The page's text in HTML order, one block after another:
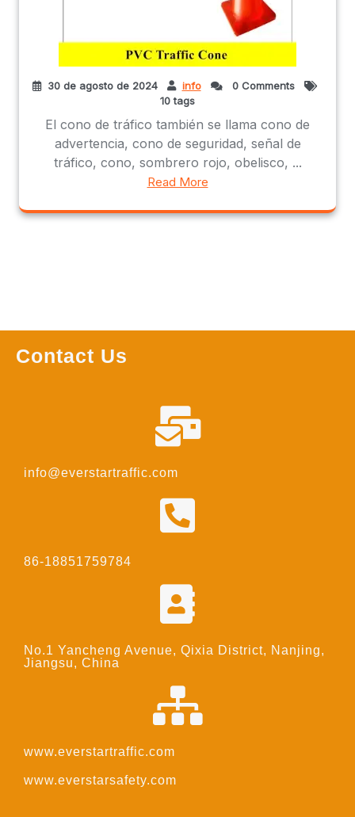
30 de agosto de 2024 info
0 Comments
10 tags
El cono de tráfico también se llama cono de
advertencia, cono de seguridad, señal de
tráfico, cono, sombrero rojo, obelisco, ...
Read More
Contact Us
info@everstartraffic.com
86-18851759784
No.1 Yancheng Avenue, Qixia District, Nanjing,
Jiangsu, China
www.everstartraffic.com
www.everstarsafety.com